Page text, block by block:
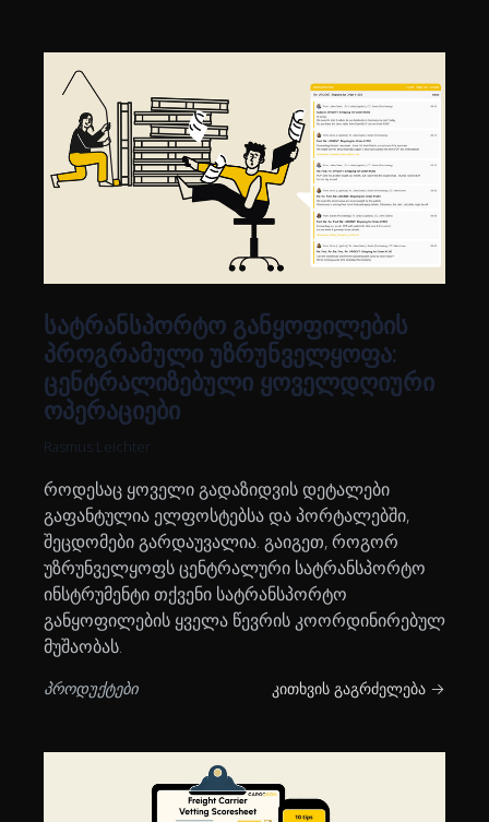
სატრანსპორტო განყოფილების
პროგრამული უზრუნველყოფა:
ცენტრალიზებული ყოველდღიური
ოპერაციები
Rasmus Leichter
როდესაც ყოველი გადაზიდვის დეტალები
გაფანტულია ელფოსტებსა და პორტალებში,
შეცდომები გარდაუვალია. გაიგეთ, როგორ
უზრუნველყოფს ცენტრალური სატრანსპორტო
ინსტრუმენტი თქვენი სატრანსპორტო
განყოფილების ყველა წევრის კოორდინირებულ
მუშაობას.
პროდუქტები კითხვის გაგრძელება →